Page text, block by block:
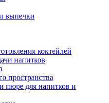
выпечки
коктейлей
напитков
пространства
пюре для напитков и